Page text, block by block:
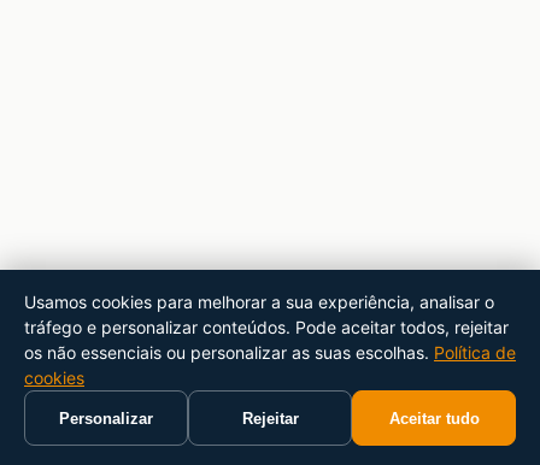
Usamos cookies para melhorar a sua experiência, analisar o
tráfego e personalizar conteúdos. Pode aceitar todos, rejeitar
os não essenciais ou personalizar as suas escolhas. Política de
cookies
Personalizar Rejeitar Aceitar tudo